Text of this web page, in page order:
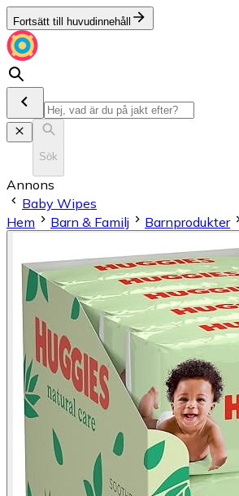
Fortsätt till huvudinnehåll
Sök
Annons
Baby Wipes
Hem
Barn & Familj Barnprodukter